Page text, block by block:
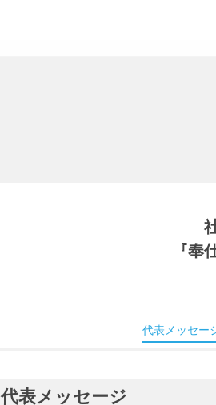
『
代表メッセー
代表メッセージ